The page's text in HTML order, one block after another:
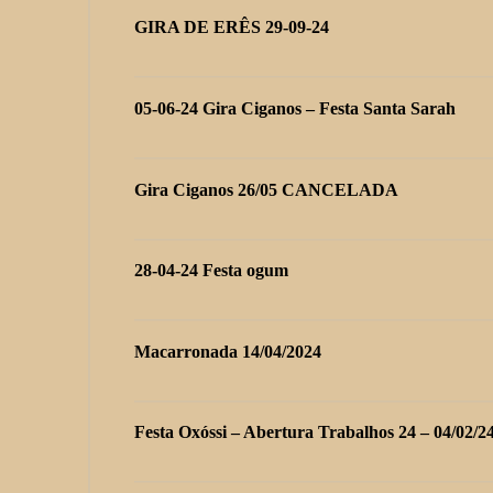
GIRA DE ERÊS 29-09-24
05-06-24 Gira Ciganos – Festa Santa Sarah
Gira Ciganos 26/05 CANCELADA
28-04-24 Festa ogum
Macarronada 14/04/2024
Festa Oxóssi – Abertura Trabalhos 24 – 04/02/